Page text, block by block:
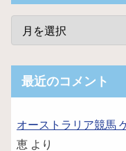
最近のコメント
オーストラリア競馬
恵 より